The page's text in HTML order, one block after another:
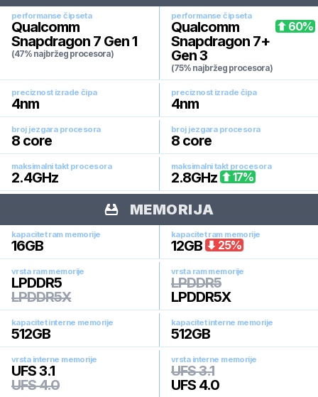
performanse čipseta
Qualcomm
Snapdragon 7 Gen 1
(47% najbržeg procesora)
performanse čipseta
Qualcomm
Snapdragon 7+
Gen 3
(75% najbržeg procesora)
60%
preciznost izrade čipa
4nm
preciznost izrade čipa
4nm
broj jezgara procesora
8 core
broj jezgara procesora
8 core
maksimalni takt procesora
2.4GHz
maksimalni takt procesora
2.8GHz 17%
MEMORIJA
kapacitet ram memorije
16GB
kapacitet ram memorije
12GB 25%
vrsta ram memorije
LPDDR5
LPDDR5X
vrsta ram memorije
LPDDR5
LPDDR5X
kapacitet interne memorije
512GB
kapacitet interne memorije
512GB
vrsta interne memorije
UFS 3.1
UFS 4.0
vrsta interne memorije
UFS 3.1
UFS 4.0